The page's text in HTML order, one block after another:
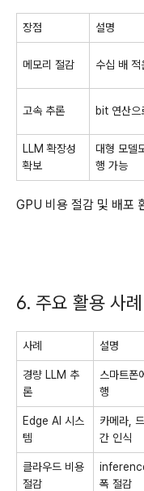
장점 설명
메모리 절감 수십 배 적
고속 추론 bit 연산으
LLM 확장성
확보
대형 모델
행 가능
GPU 비용 절감 및 배포
6. 주요 활용 사
사례 설명
경량 LLM 추
론
스마트폰
행
Edge AI 시스
템
카메라,
간 인식
클라우드 비용
절감
폭 절감